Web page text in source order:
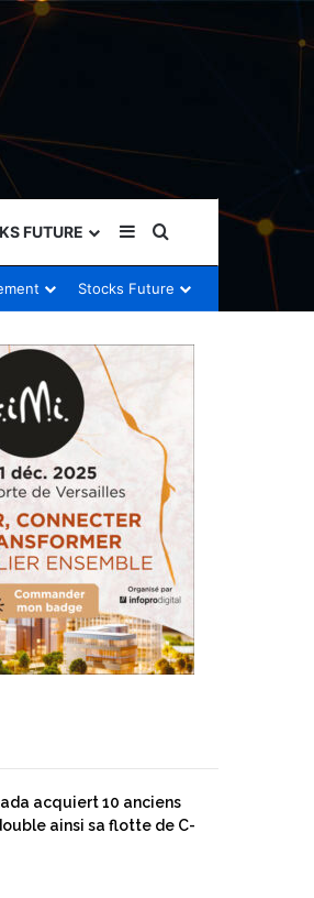
FUTURE Sidebar (barre
Rechercher
Stocks Future
acquiert 10 anciens
ainsi sa flotte de C-